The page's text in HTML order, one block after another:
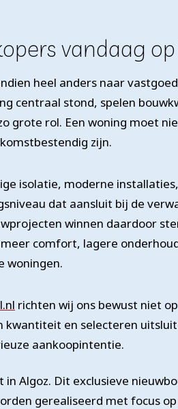
vandaag
heel anders naar
centraal stond, spelen
grote rol. Een woning moet
zijn.
isolatie, moderne
dat aansluit bij de
winnen daardoor
comfort, lagere
woningen.
richten wij ons bewust niet
kwantiteit en selecteren
aankoopintentie.
Algoz. Dit exclusieve
gerealiseerd met focus